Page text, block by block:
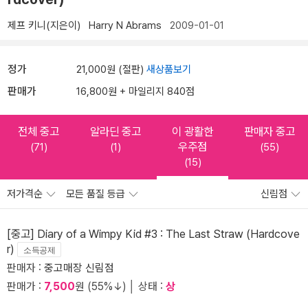
제프 키니(지은이) Harry N Abrams 2009-01-01
정가 21,000원 (절판) 새상품보기
판매가 16,800원 + 마일리지 840점
전체 중고
(71)
알라딘 중고
(1)
이 광활한
우주점
(15)
판매자 중고
(55)
저가격순 모든 품질 등급 신림점
[중고] Diary of a Wimpy Kid #3 : The Last Straw (Hardcove
r)
소득공제
판매자 : 중고매장 신림점
판매가 : 7,500원 (55%↓) │ 상태 : 상